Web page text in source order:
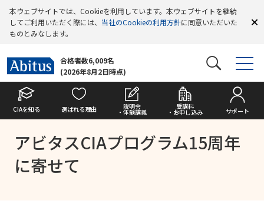
本ウェブサイトでは、Cookieを利用しています。本ウェブサイトを継続
してご利用いただく際には、 当社のCookieの利用方針に同意いただいた
ものとみなします。
合格者数6,009名
(2026年8月2日時点)
CIAを知る 選ばれる理由 説明会
・体験講義
受講料
・お申し込み サポート
アビタスCIAプログラム15周年
に寄せて